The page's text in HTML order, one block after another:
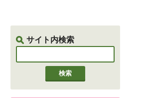
サイト内検索